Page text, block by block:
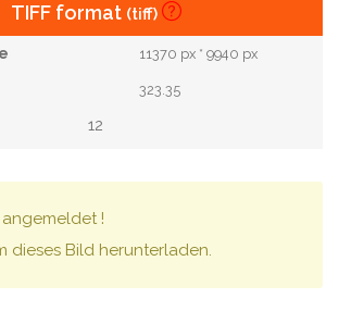
TIFF format (tiff)
11370 px * 9940 px
323.35
12
!
dieses Bild herunterladen.